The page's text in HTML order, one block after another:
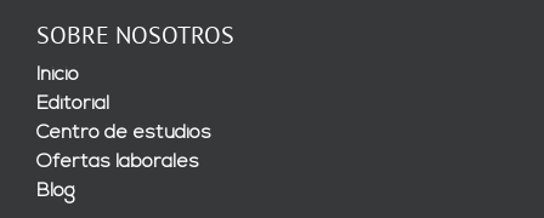
SOBRE NOSOTROS
Inicio
Editorial
Centro de estudios
Ofertas laborales
Blog